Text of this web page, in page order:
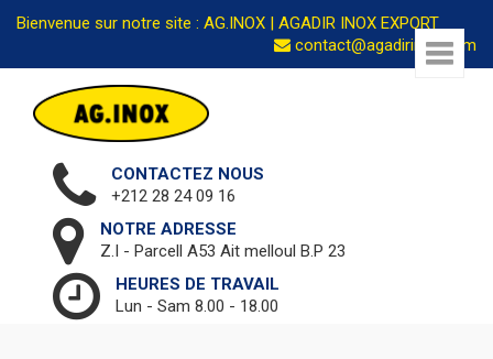
Bienvenue sur notre site : AG.INOX | AGADIR INOX EXPORT
contact@agadirinox.com
CONTACTEZ NOUS
+212 28 24 09 16
NOTRE ADRESSE
Z.I - Parcell A53 Ait melloul B.P 23
HEURES DE TRAVAIL
Lun - Sam 8.00 - 18.00